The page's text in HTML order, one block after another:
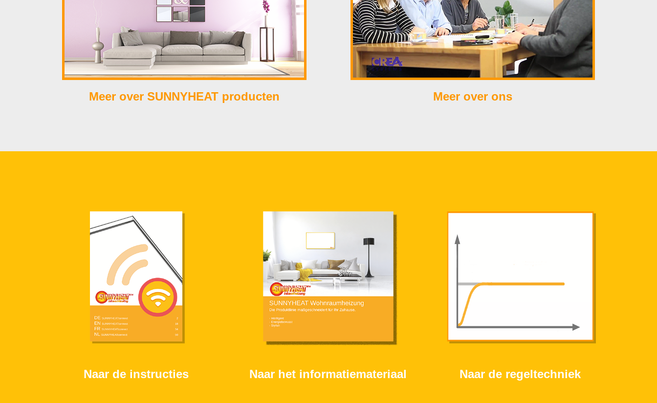
Meer over SUNNYHEAT producten Meer over ons
Naar de instructies Naar het informatiemateriaal Naar de regeltechniek